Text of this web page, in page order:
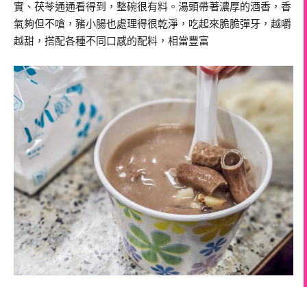
實、茯苓通通看得到，整碗很有料。湯頭帶著濃厚的酒香，香
氣夠但不嗆，豬小腸也處理得很乾淨，吃起來脆脆彈牙，越嚼
越甜，搭配各種不同口感的配料，相當豐富